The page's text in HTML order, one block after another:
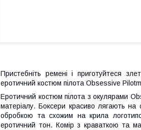
Пристебніть ремені і приготуйтеся
еротичний костюм пілота Obsessive
Еротичний костюм пілота з окулярами
матеріалу. Боксери красиво лягають на
обробкою та схожим на крила
еротичний тон. Комір з краваткою та